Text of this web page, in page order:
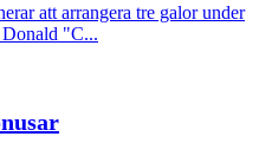
att arrangera tre galor under
Donald "C...